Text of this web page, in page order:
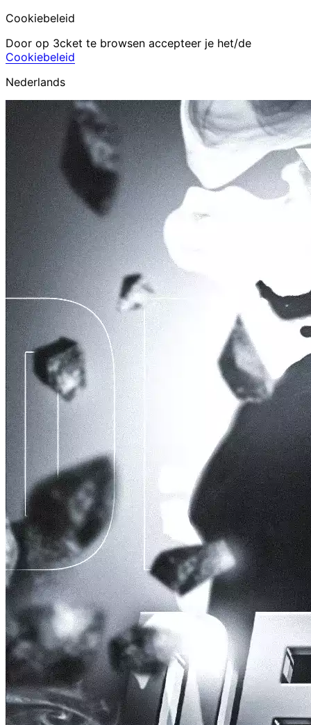
Cookiebeleid
Door op 3cket te browsen accepteer je het/de
Cookiebeleid
Nederlands